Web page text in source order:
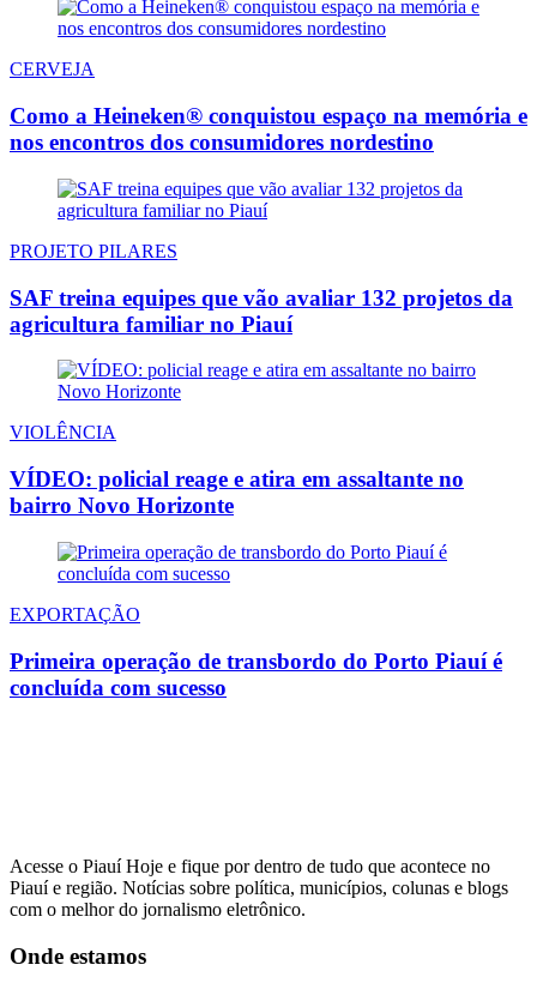
CERVEJA
Como a Heineken® conquistou espaço na memória e
nos encontros dos consumidores nordestino
PROJETO PILARES
SAF treina equipes que vão avaliar 132 projetos da
agricultura familiar no Piauí
VIOLÊNCIA
VÍDEO: policial reage e atira em assaltante no
bairro Novo Horizonte
EXPORTAÇÃO
Primeira operação de transbordo do Porto Piauí é
concluída com sucesso
Acesse o Piauí Hoje e fique por dentro de tudo que acontece no
Piauí e região. Notícias sobre política, municípios, colunas e blogs
com o melhor do jornalismo eletrônico.
Onde estamos